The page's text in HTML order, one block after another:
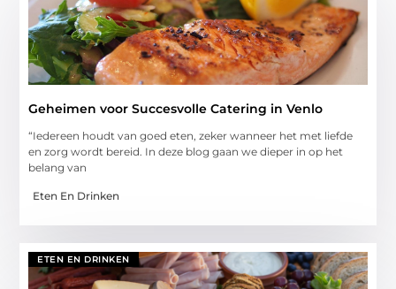
Geheimen voor Succesvolle Catering in Venlo
“Iedereen houdt van goed eten, zeker wanneer het met liefde
en zorg wordt bereid. In deze blog gaan we dieper in op het
belang van
Eten En Drinken
ETEN EN DRINKEN